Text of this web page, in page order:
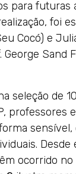
para futuras
foi
Cocó) e
Sand
seleção de
professores
Desde
ocorrido